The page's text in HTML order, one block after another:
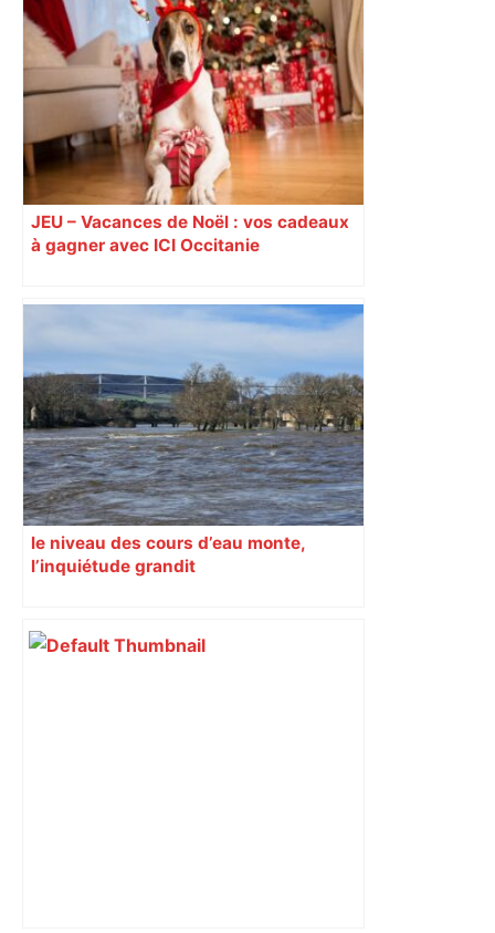
DIRECT. Colère des agriculteurs :
mobilisation agricole à Toulouse ce
samedi, 113 vaches abattues en Ariège
– ladepeche.fr
JEU – Vacances de Noël : vos cadeaux
à gagner avec ICI Occitanie
le niveau des cours d’eau monte,
l’inquiétude grandit